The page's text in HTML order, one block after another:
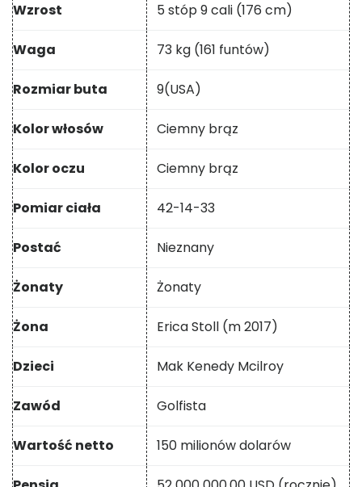
Wzrost 5 stóp 9 cali (176 cm)
Waga 73 kg (161 funtów)
Rozmiar buta 9(USA)
Kolor włosów Ciemny brąz
Kolor oczu Ciemny brąz
Pomiar ciała 42-14-33
Postać Nieznany
Żonaty Żonaty
Żona Erica Stoll (m 2017)
Dzieci Mak Kenedy Mcilroy
Zawód Golfista
Wartość netto 150 milionów dolarów